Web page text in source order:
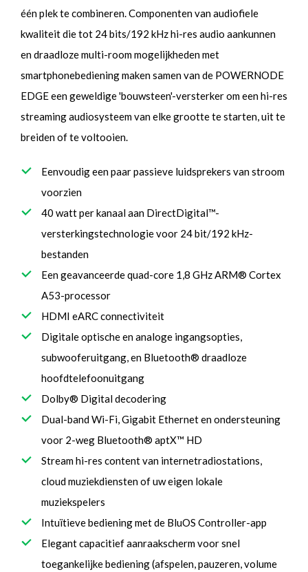
één plek te combineren. Componenten van audiofiele
kwaliteit die tot 24 bits/192 kHz hi-res audio aankunnen
en draadloze multi-room mogelijkheden met
smartphonebediening maken samen van de POWERNODE
EDGE een geweldige 'bouwsteen'-versterker om een hi-res
streaming audiosysteem van elke grootte te starten, uit te
breiden of te voltooien.
Eenvoudig een paar passieve luidsprekers van stroom
voorzien
40 watt per kanaal aan DirectDigital™-
versterkingstechnologie voor 24 bit/192 kHz-
bestanden
Een geavanceerde quad-core 1,8 GHz ARM® Cortex
A53-processor
HDMI eARC connectiviteit
Digitale optische en analoge ingangsopties,
subwooferuitgang, en Bluetooth® draadloze
hoofdtelefoonuitgang
Dolby® Digital decodering
Dual-band Wi-Fi, Gigabit Ethernet en ondersteuning
voor 2-weg Bluetooth® aptX™ HD
Stream hi-res content van internetradiostations,
cloud muziekdiensten of uw eigen lokale
muziekspelers
Intuïtieve bediening met de BluOS Controller-app
Elegant capacitief aanraakscherm voor snel
toegankelijke bediening (afspelen, pauzeren, volume